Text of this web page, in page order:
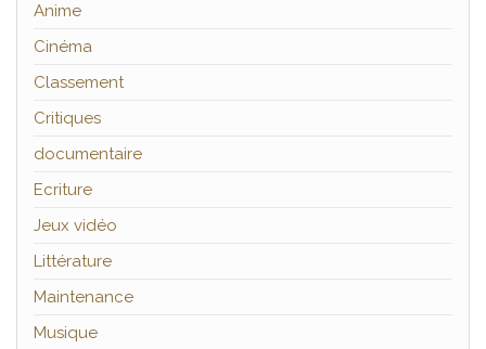
Anime
Cinéma
Classement
Critiques
documentaire
Ecriture
Jeux vidéo
Littérature
Maintenance
Musique